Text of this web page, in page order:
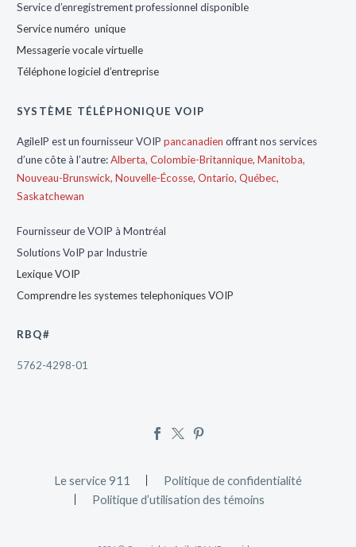
Service d’enregistrement professionnel disponible
Service numéro unique
Messagerie vocale virtuelle
Téléphone logiciel d’entreprise
SYSTÈME TÉLÉPHONIQUE VOIP
AgileIP est un fournisseur VOIP pancanadien offrant nos services
d’une côte à l’autre:Alberta, Colombie-Britannique, Manitoba,
Nouveau-Brunswick, Nouvelle-Écosse, Ontario, Québec,
Saskatchewan
Fournisseur de VOIP à Montréal
Solutions VoIP par Industrie
Lexique VOIP
Comprendre les systemes telephoniques VOIP
RBQ#
5762-4298-01
Le service 911
Politique de confidentialité
Politique d’utilisation des témoins